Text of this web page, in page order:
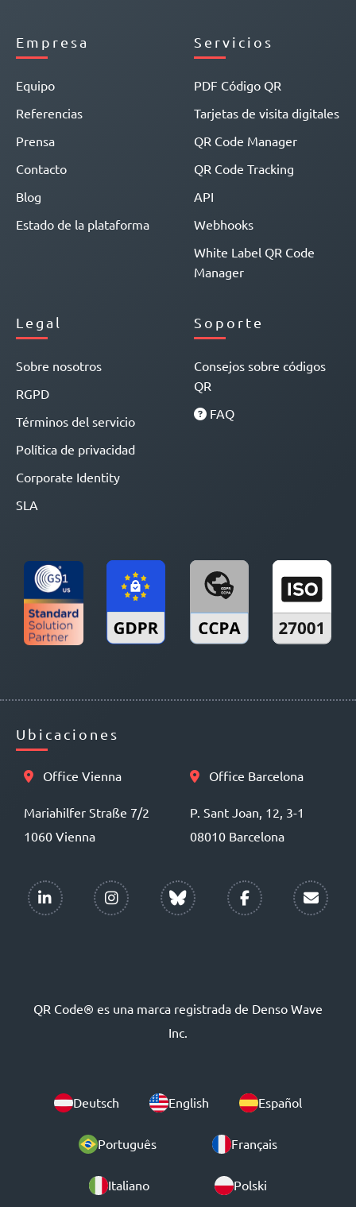
Empresa
Equipo
Referencias
Prensa
Contacto
Blog
Estado de la plataforma
Servicios
PDF Código QR
Tarjetas de visita digitales
QR Code Manager
QR Code Tracking
API
Webhooks
White Label QR Code
Manager
Legal
Sobre nosotros
RGPD
Términos del servicio
Política de privacidad
Corporate Identity
SLA
Soporte
Consejos sobre códigos
QR
FAQ
Ubicaciones
Office Vienna
Mariahilfer Straße 7/2
1060 Vienna
Office Barcelona
P. Sant Joan, 12, 3-1
08010 Barcelona
QR Code® es una marca registrada de Denso Wave
Inc.
Deutsch English Español
Português Français
Italiano Polski